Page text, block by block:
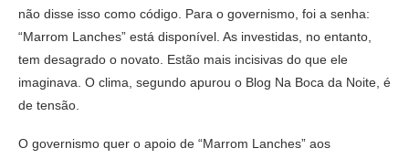
não disse isso como código. Para o governismo, foi a senha:
“Marrom Lanches” está disponível. As investidas, no entanto,
tem desagrado o novato. Estão mais incisivas do que ele
imaginava. O clima, segundo apurou o Blog Na Boca da Noite, é
de tensão.
O governismo quer o apoio de “Marrom Lanches” aos